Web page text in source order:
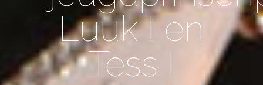
Luuk I en
Tess I